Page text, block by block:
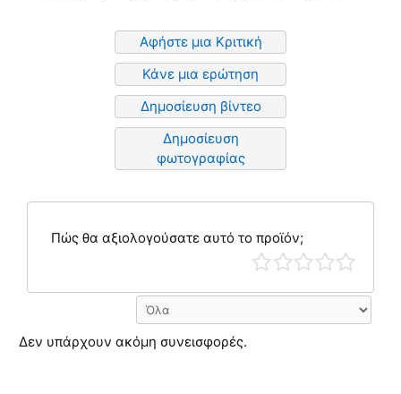
Αφήστε μια Κριτική
Κάνε μια ερώτηση
Δημοσίευση βίντεο
Δημοσίευση
φωτογραφίας
Πώς θα αξιολογούσατε αυτό το προϊόν;
Δεν υπάρχουν ακόμη συνεισφορές.